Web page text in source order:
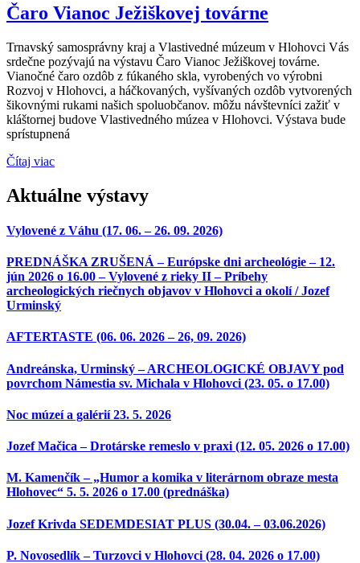
Čaro Vianoc Ježiškovej továrne
Trnavský samosprávny kraj a Vlastivedné múzeum v Hlohovci Vás
srdečne pozývajú na výstavu Čaro Vianoc Ježiškovej továrne.
Vianočné čaro ozdôb z fúkaného skla, vyrobených vo výrobni
Rozvoj v Hlohovci, a háčkovaných, vyšívaných ozdôb vytvorených
šikovnými rukami našich spoluobčanov. môžu návštevníci zažiť v
kláštornej budove Vlastivedného múzea v Hlohovci. Výstava bude
sprístupnená
Čítaj viac
Aktuálne výstavy
Vylovené z Váhu (17. 06. – 26. 09. 2026)
PREDNÁŠKA ZRUŠENÁ – Európske dni archeológie – 12.
jún 2026 o 16.00 – Vylovené z rieky II – Príbehy
archeologických riečnych objavov v Hlohovci a okolí / Jozef
Urminský
AFTERTASTE (06. 06. 2026 – 26, 09. 2026)
Andreánska, Urminský – ARCHEOLOGICKÉ OBJAVY pod
povrchom Námestia sv. Michala v Hlohovci (23. 05. o 17.00)
Noc múzeí a galérií 23. 5. 2026
Jozef Mačica – Drotárske remeslo v praxi (12. 05. 2026 o 17.00)
M. Kamenčík – „Humor a komika v literárnom obraze mesta
Hlohovec“ 5. 5. 2026 o 17.00 (prednáška)
Jozef Krivda SEDEMDESIAT PLUS (30.04. – 03.06.2026)
P. Novosedlík – Turzovci v Hlohovci (28. 04. 2026 o 17.00)